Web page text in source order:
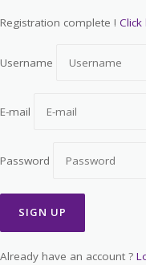
Registration complete !
Username
E-mail
Password
Already have an account ?